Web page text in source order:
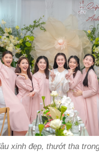
xinh đẹp, thướt tha